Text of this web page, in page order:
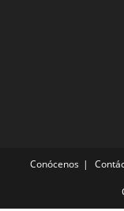
Conócenos